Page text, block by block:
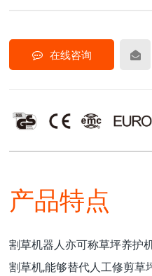
在线咨询
产品特点
割草机器人亦可称草坪养护
割草机,能够替代人工修剪